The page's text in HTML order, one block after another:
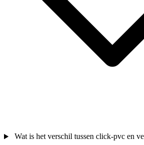
Wat is het verschil tussen click-pvc en